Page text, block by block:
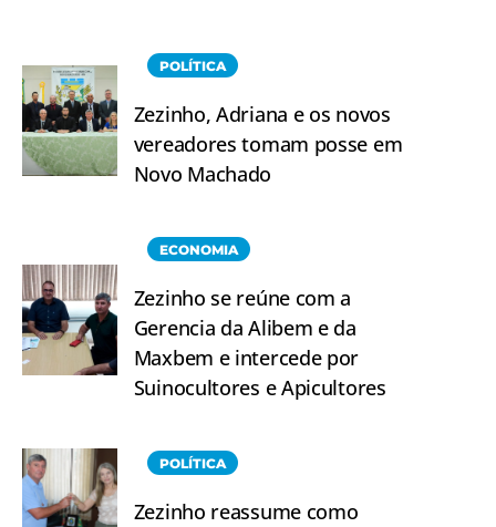
POLÍTICA
Zezinho, Adriana e os novos
vereadores tomam posse em
Novo Machado
ECONOMIA
Zezinho se reúne com a
Gerencia da Alibem e da
Maxbem e intercede por
Suinocultores e Apicultores
POLÍTICA
Zezinho reassume como